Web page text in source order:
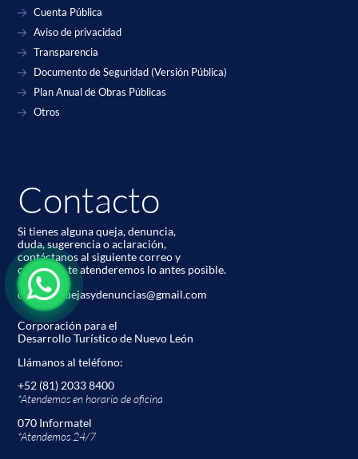
Cuenta Pública
Aviso de privacidad
Transparencia
Documento de Seguridad (Versión Pública)
Plan Anual de Obras Públicas
Otros
Contacto
Si tienes alguna queja, denuncia,
duda, sugerencia o aclaración,
contáctanos al siguiente correo y
con gusto te atenderemos lo antes posible.
codetur.quejasydenuncias@gmail.com
Corporación para el
Desarrollo Turístico de Nuevo León
Llámanos al teléfono:
+52 (81) 2033 8400
*Atendemos en horario de oﬁcina
070 Informatel
*Atendemos 24/7